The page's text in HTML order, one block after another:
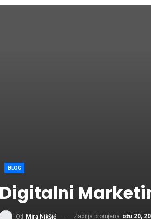
BLOG
Digitalni
Od Mira Nikšić Zadnja promjena ožu 20,